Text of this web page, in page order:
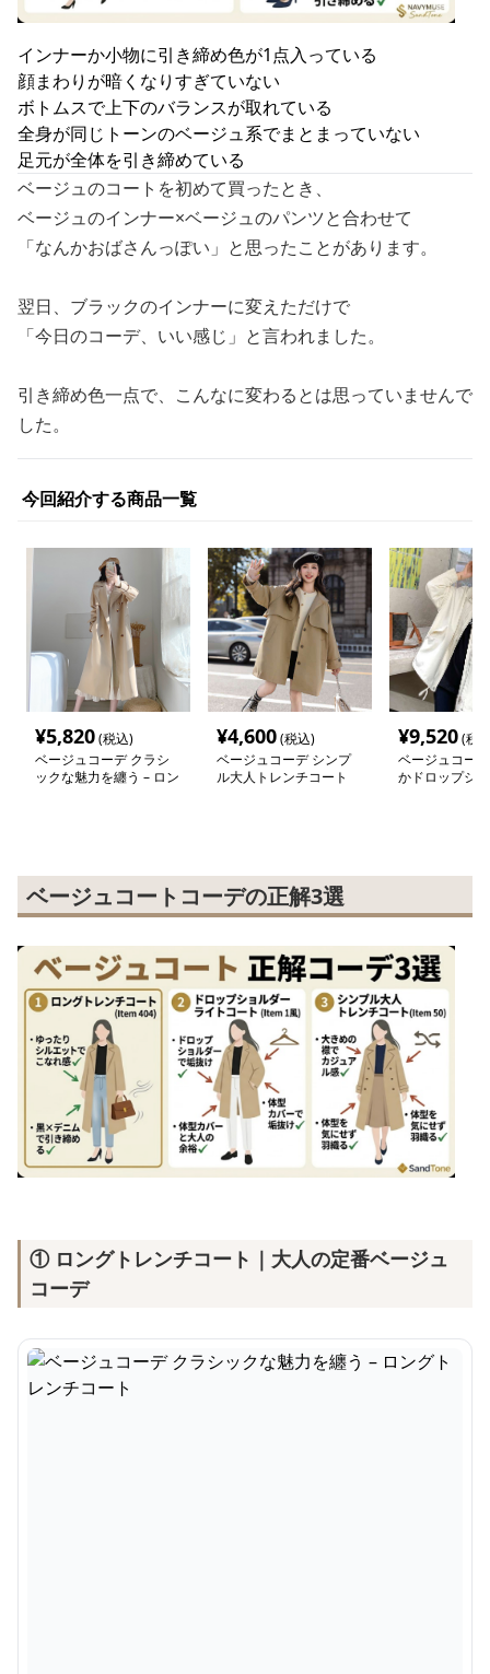
インナーか小物に引き締め色が1点入っている
顔まわりが暗くなりすぎていない
ボトムスで上下のバランスが取れている
全身が同じトーンのベージュ系でまとまっていない
足元が全体を引き締めている
ベージュのコートを初めて買ったとき、
ベージュのインナー×ベージュのパンツと合わせて
「なんかおばさんっぽい」と思ったことがあります。
翌日、ブラックのインナーに変えただけで
「今日のコーデ、いい感じ」と言われました。
引き締め色一点で、こんなに変わるとは思っていませんで
した。
今回紹介する商品一覧
¥5,820(税込)
ベージュコーデ クラシ
ックな魅力を纏う – ロン
¥4,600(税込)
ベージュコーデ シンプ
ル大人トレンチコート
¥9,520(税
ベージュコー
かドロップシ
ベージュコートコーデの正解3選
① ロングトレンチコート｜大人の定番ベージュ
コーデ